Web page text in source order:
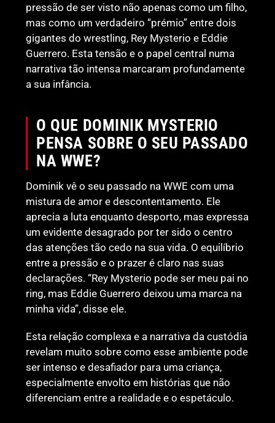
pressão de ser visto não apenas como um filho,
mas como um verdadeiro “prémio” entre dois
gigantes do wrestling, Rey Mysterio e Eddie
Guerrero. Esta tensão e o papel central numa
narrativa tão intensa marcaram profundamente
a sua infância.
O QUE DOMINIK MYSTERIO
PENSA SOBRE O SEU PASSADO
NA WWE?
Dominik vê o seu passado na WWE com uma
mistura de amor e descontentamento. Ele
aprecia a luta enquanto desporto, mas expressa
um evidente desagrado por ter sido o centro
das atenções tão cedo na sua vida. O equilíbrio
entre a pressão e o prazer é claro nas suas
declarações. “Rey Mysterio pode ser meu pai no
ring, mas Eddie Guerrero deixou uma marca na
minha vida”, disse ele.
Esta relação complexa e a narrativa da custódia
revelam muito sobre como esse ambiente pode
ser intenso e desafiador para uma criança,
especialmente envolto em histórias que não
diferenciam entre a realidade e o espetáculo.